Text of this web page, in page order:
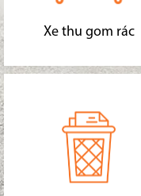
Xe thu gom rác